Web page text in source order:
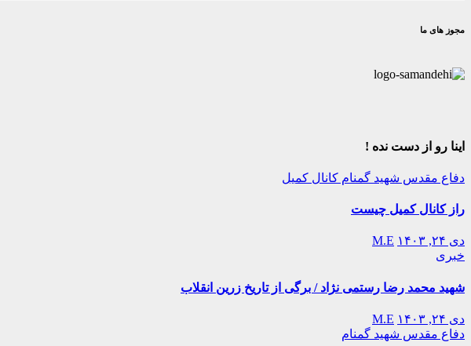
مجوز های ما
اینا رو از دست نده !
دفاع مقدس شهید گمنام کانال کمیل
راز کانال کمیل چیست
دی ۲۴, ۱۴۰۳
M.E
خبری
شهید محمد رضا رستمی نژاد / برگی از تاریخ زرین انقلاب
دی ۲۴, ۱۴۰۳
M.E
دفاع مقدس شهید گمنام